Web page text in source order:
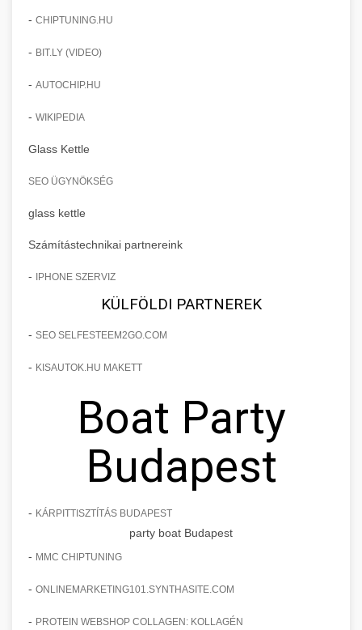
- CHIPTUNING.HU
- BIT.LY (VIDEO)
- AUTOCHIP.HU
- WIKIPEDIA
Glass Kettle
SEO ÜGYNÖKSÉG
glass kettle
Számítástechnikai partnereink
- IPHONE SZERVIZ
KÜLFÖLDI PARTNEREK
- SEO SELFESTEEM2GO.COM
- KISAUTOK.HU MAKETT
Boat Party
Budapest
- KÁRPITTISZTÍTÁS BUDAPEST
party boat Budapest
- MMC CHIPTUNING
- ONLINEMARKETING101.SYNTHASITE.COM
- PROTEIN WEBSHOP COLLAGEN: KOLLAGÉN